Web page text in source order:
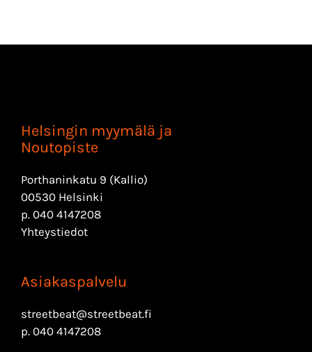
Helsingin myymälä ja
Noutopiste
Porthaninkatu 9 (Kallio)
00530 Helsinki
p. 040 4147208
Yhteystiedot
Asiakaspalvelu
streetbeat@streetbeat.fi
p. 040 4147208